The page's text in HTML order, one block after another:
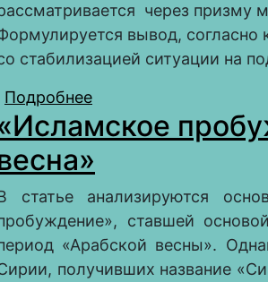
через призму
вывод, согласно
стабилизацией ситуации на
Подробнее
доминирование
половина XX века)
статье анализируются
ставшей
«Арабской весны».
получивших название